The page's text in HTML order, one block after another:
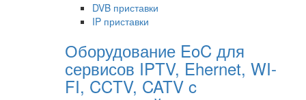
DVB приставки
IP приставки
Оборудование EoC для
сервисов IPTV, Ehernet, WI-
FI, CCTV, CATV c